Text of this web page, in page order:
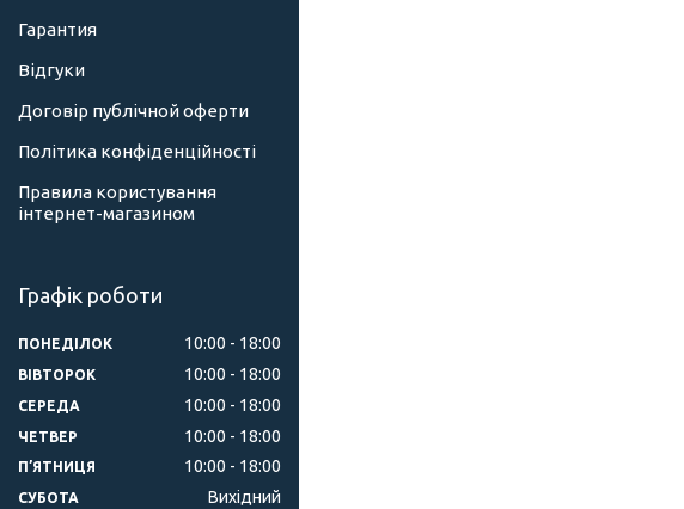
Гарантия
Відгуки
Договір публічной оферти
Політика конфіденційності
Правила користування
інтернет-магазином
Графік роботи
ПОНЕДІЛОК 10:00 18:00
ВІВТОРОК 10:00 18:00
СЕРЕДА 10:00 18:00
ЧЕТВЕР 10:00 18:00
ПʼЯТНИЦЯ 10:00 18:00
СУБОТА Вихідний